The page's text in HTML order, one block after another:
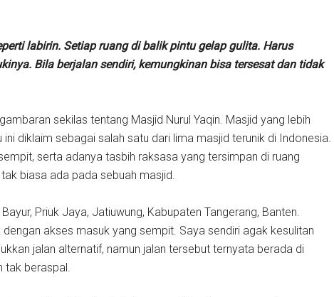
labirin. Setiap ruang di balik pintu gelap gulita. Harus
Bila berjalan sendiri, kemungkinan bisa tersesat dan tidak
sekilas tentang Masjid Nurul Yaqin. Masjid yang lebih
diklaim sebagai salah satu dari lima masjid terunik di Indonesia.
serta adanya tasbih raksasa yang tersimpan di ruang
biasa ada pada sebuah masjid.
Priuk Jaya, Jatiuwung, Kabupaten Tangerang, Banten.
akses masuk yang sempit. Saya sendiri agak kesulitan
jalan alternatif, namun jalan tersebut ternyata berada di
tak beraspal.